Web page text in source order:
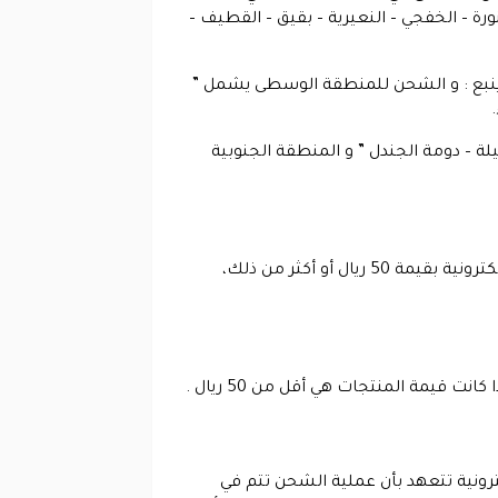
– الخفجي – النعيرية – بقيق – القطيف –
– ينبع : و الشحن للمنطقة الوسطى يشمل ”
– دومة الجندل ” و المنطقة الجنوبية
يمكن الحصول على الشحن المجاني من صيدليات الدواء و ذلك في حالة القيام بطلب شراء منتجات من المتجر الالكترونية بقيمة 50 ريال أو أكثر من ذلك،
تتعهد بأن عملية الشحن تتم في